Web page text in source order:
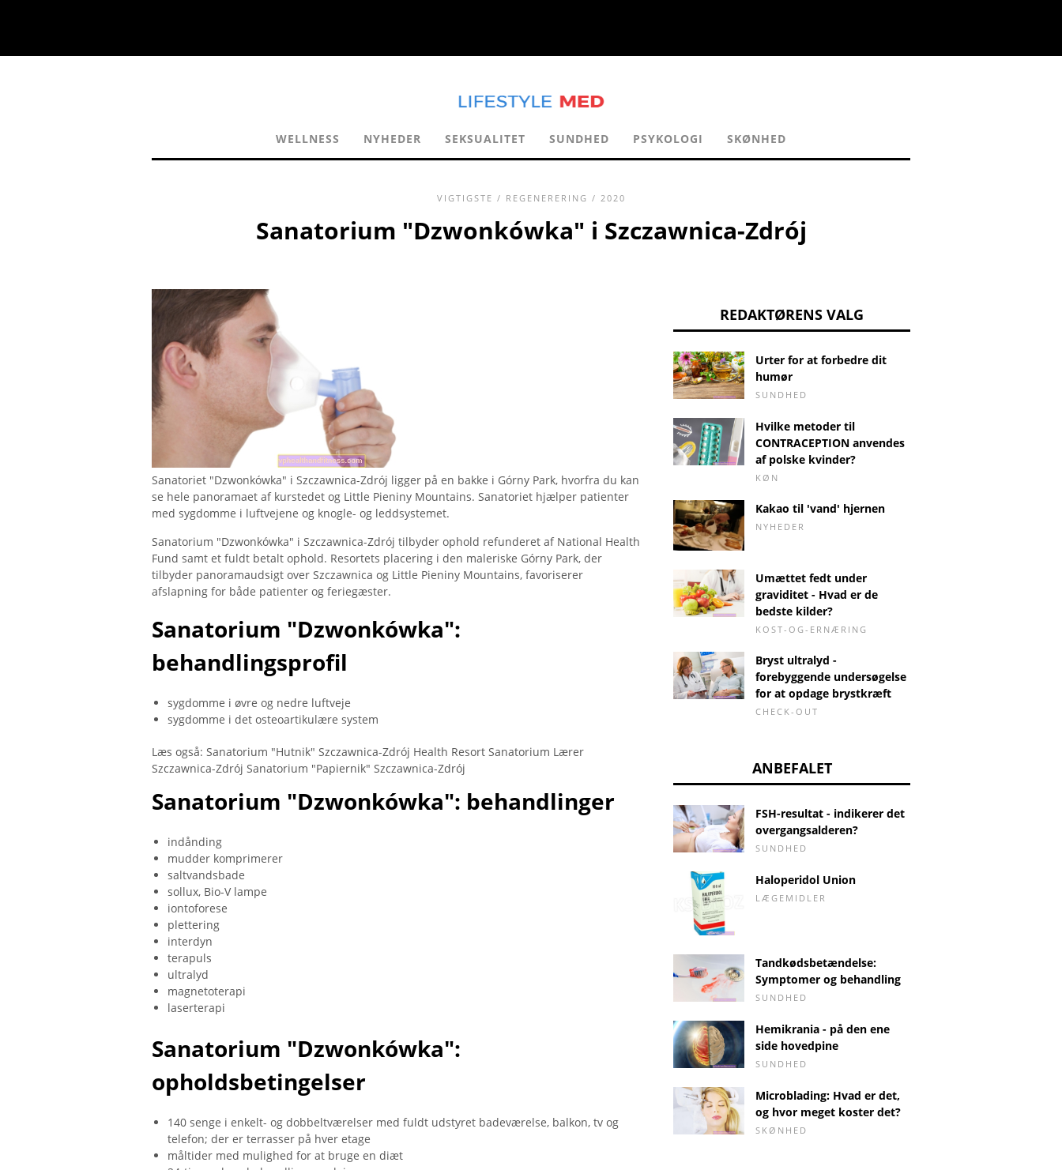
WELLNESS NYHEDER SEKSUALITET SUNDHED PSYKOLOGI SKØNHED
VIGTIGSTE / REGENERERING / 2020
Sanatorium "Dzwonkówka" i Szczawnica-Zdrój
Sanatoriet "Dzwonkówka" i Szczawnica-Zdrój ligger på en bakke i Górny Park, hvorfra du kan
se hele panoramaet af kurstedet og Little Pieniny Mountains. Sanatoriet hjælper patienter
med sygdomme i luftvejene og knogle- og leddsystemet.
Sanatorium "Dzwonkówka" i Szczawnica-Zdrój tilbyder ophold refunderet af National Health
Fund samt et fuldt betalt ophold. Resortets placering i den maleriske Górny Park, der
tilbyder panoramaudsigt over Szczawnica og Little Pieniny Mountains, favoriserer
afslapning for både patienter og feriegæster.
Sanatorium "Dzwonkówka":
behandlingsprofil
sygdomme i øvre og nedre luftveje
sygdomme i det osteoartikulære system
Læs også: Sanatorium "Hutnik" Szczawnica-Zdrój Health Resort Sanatorium Lærer
Szczawnica-Zdrój Sanatorium "Papiernik" Szczawnica-Zdrój
Sanatorium "Dzwonkówka": behandlinger
indånding
mudder komprimerer
saltvandsbade
sollux, Bio-V lampe
iontoforese
plettering
interdyn
terapuls
ultralyd
magnetoterapi
laserterapi
Sanatorium "Dzwonkówka":
opholdsbetingelser
140 senge i enkelt- og dobbeltværelser med fuldt udstyret badeværelse, balkon, tv og
telefon; der er terrasser på hver etage
måltider med mulighed for at bruge en diæt
REDAKTØRENS VALG
Urter for at forbedre dit
humør
SUNDHED
Hvilke metoder til
CONTRACEPTION anvendes
af polske kvinder?
KØN
Kakao til 'vand' hjernen
NYHEDER
Umættet fedt under
graviditet - Hvad er de
bedste kilder?
KOST-OG-ERNÆRING
Bryst ultralyd -
forebyggende undersøgelse
for at opdage brystkræft
CHECK-OUT
ANBEFALET
FSH-resultat - indikerer det
overgangsalderen?
SUNDHED
Haloperidol Union
LÆGEMIDLER
Tandkødsbetændelse:
Symptomer og behandling
SUNDHED
Hemikrania - på den ene
side hovedpine
SUNDHED
Microblading: Hvad er det,
og hvor meget koster det?
SKØNHED